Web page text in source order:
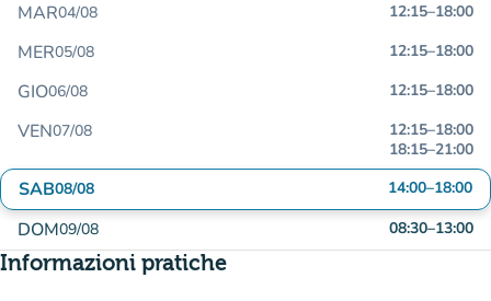
MAR04/08 12:15–18:00
MER05/08 12:15–18:00
GIO06/08 12:15–18:00
VEN07/08 12:15–18:00
18:15–21:00
SAB08/08 14:00–18:00
DOM09/08 08:30–13:00
Informazioni pratiche